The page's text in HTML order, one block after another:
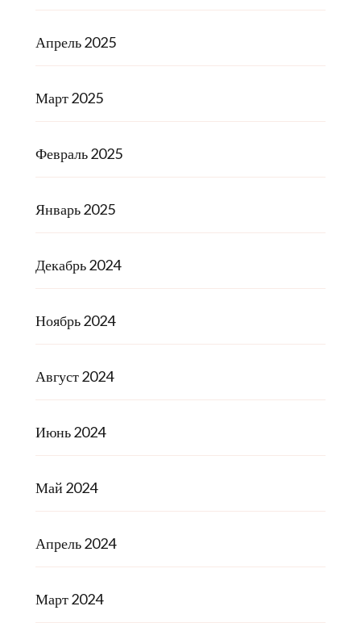
Апрель 2025
Март 2025
Февраль 2025
Январь 2025
Декабрь 2024
Ноябрь 2024
Август 2024
Июнь 2024
Май 2024
Апрель 2024
Март 2024